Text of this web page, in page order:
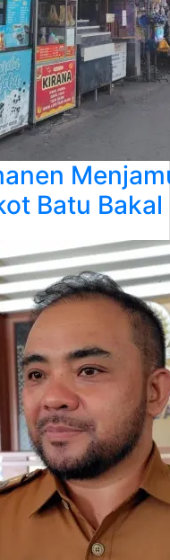
Batu Bakal